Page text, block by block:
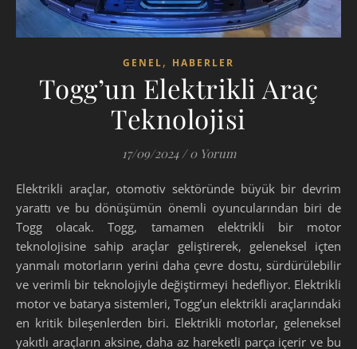
GENEL, HABERLER
Togg’un Elektrikli Araç
Teknolojisi
17/09/2024 / 0 Yorum
Elektrikli araçlar, otomotiv sektöründe büyük bir devrim
yarattı ve bu dönüşümün önemli oyuncularından biri de
Togg olacak. Togg, tamamen elektrikli bir motor
teknolojisine sahip araçlar geliştirerek, geleneksel içten
yanmalı motorların yerini daha çevre dostu, sürdürülebilir
ve verimli bir teknolojiyle değiştirmeyi hedefliyor. Elektrikli
motor ve batarya sistemleri, Togg’un elektrikli araçlarındaki
en kritik bileşenlerden biri. Elektrikli motorlar, geleneksel
yakıtlı araçların aksine, daha az hareketli parça içerir ve bu